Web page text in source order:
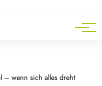
– wenn sich alles dreht